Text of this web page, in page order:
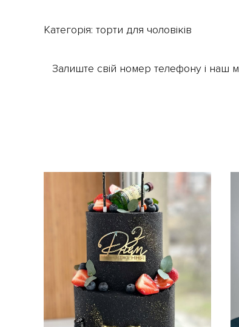
Категорія: торти для чоловіків
Залиште свій номер телефону і наш